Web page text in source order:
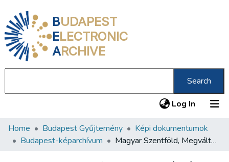
BUDAPEST
ELECTRONIC
ARCHIVE
Search
Log In (current)
Communities & Collections
Home Budapest Gyűjtemény
Képi dokumentumok
Budapest-képarchívum
Magyar Szentföld, Megváltás temploma